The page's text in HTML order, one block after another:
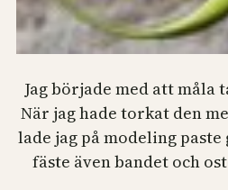
Jag började med att måla
När jag hade torkat den
lade jag på modeling
fäste även bandet och